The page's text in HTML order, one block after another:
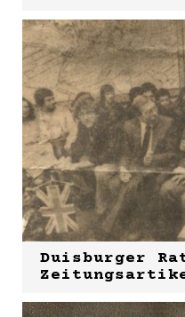
Duisburger